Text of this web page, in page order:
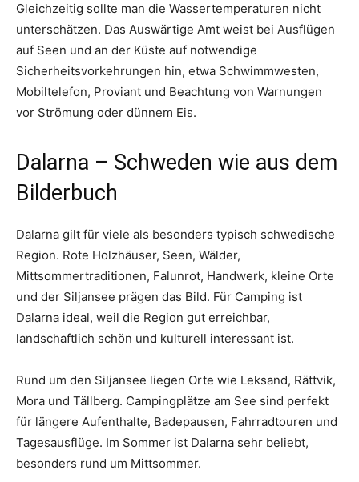
Gleichzeitig sollte man die Wassertemperaturen nicht
unterschätzen. Das Auswärtige Amt weist bei Ausflügen
auf Seen und an der Küste auf notwendige
Sicherheitsvorkehrungen hin, etwa Schwimmwesten,
Mobiltelefon, Proviant und Beachtung von Warnungen
vor Strömung oder dünnem Eis.
Dalarna – Schweden wie aus dem
Bilderbuch
Dalarna gilt für viele als besonders typisch schwedische
Region. Rote Holzhäuser, Seen, Wälder,
Mittsommertraditionen, Falunrot, Handwerk, kleine Orte
und der Siljansee prägen das Bild. Für Camping ist
Dalarna ideal, weil die Region gut erreichbar,
landschaftlich schön und kulturell interessant ist.
Rund um den Siljansee liegen Orte wie Leksand, Rättvik,
Mora und Tällberg. Campingplätze am See sind perfekt
für längere Aufenthalte, Badepausen, Fahrradtouren und
Tagesausflüge. Im Sommer ist Dalarna sehr beliebt,
besonders rund um Mittsommer.